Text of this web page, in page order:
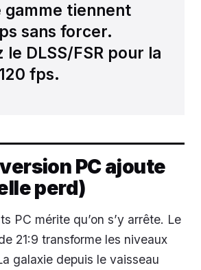
gamme tiennent
sans forcer.
le DLSS/FSR pour la
fps.
PC ajoute
perd)
PC mérite qu’on s’y arrête. Le
21:9 transforme les niveaux
galaxie depuis le vaisseau